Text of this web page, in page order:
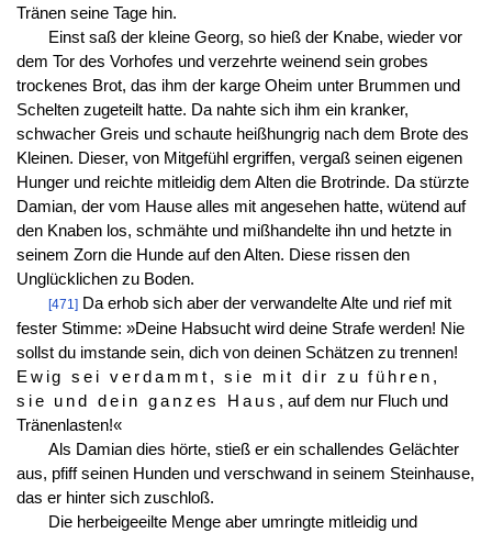
Tränen seine Tage hin.
Einst saß der kleine Georg, so hieß der Knabe, wieder vor
dem Tor des Vorhofes und verzehrte weinend sein grobes
trockenes Brot, das ihm der karge Oheim unter Brummen und
Schelten zugeteilt hatte. Da nahte sich ihm ein kranker,
schwacher Greis und schaute heißhungrig nach dem Brote des
Kleinen. Dieser, von Mitgefühl ergriffen, vergaß seinen eigenen
Hunger und reichte mitleidig dem Alten die Brotrinde. Da stürzte
Damian, der vom Hause alles mit angesehen hatte, wütend auf
den Knaben los, schmähte und mißhandelte ihn und hetzte in
seinem Zorn die Hunde auf den Alten. Diese rissen den
Unglücklichen zu Boden.
[471]Da erhob sich aber der verwandelte Alte und rief mit
fester Stimme: »Deine Habsucht wird deine Strafe werden! Nie
sollst du imstande sein, dich von deinen Schätzen zu trennen!
Ewig sei verdammt, sie mit dir zu führen,
sie und dein ganzes Haus , auf dem nur Fluch und
Tränenlasten!«
Als Damian dies hörte, stieß er ein schallendes Gelächter
aus, pfiff seinen Hunden und verschwand in seinem Steinhause,
das er hinter sich zuschloß.
Die herbeigeeilte Menge aber umringte mitleidig und